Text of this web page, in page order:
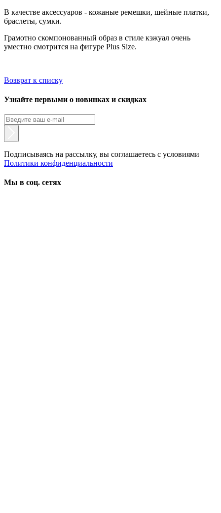
В качестве аксессуаров - кожаные ремешки, шейные платки,
браслеты, сумки.
Грамотно скомпонованный образ в стиле кэжуал очень
уместно смотрится на фигуре Plus Size.
Возврат к списку
Узнайте первыми о новинках и скидках
Подписываясь на рассылку, вы соглашаетесь с условиями
Политики конфиденциальности
Мы в соц. сетях